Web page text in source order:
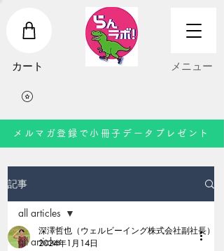
​カート ​メニュー
メルマガ登録で小冊子データプレゼント
記事
all articles
all articles
深澤哲也（ウェルビーイング株式会社副社長）
2024年1月14日